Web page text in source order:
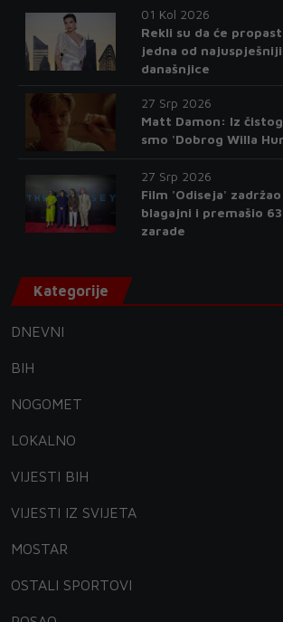
01 Kol 2026
Rekli su da će
jedna od
današnjice
27 Srp 2026
Matt Damon: Iz
smo 'Dobrog Willa
27 Srp 2026
Film 'Odiseja'
blagajni i premašio
zarade
Kategorije
DNEVNI
BIH
NOGOMET
LOKALNO
VIJESTI BIH
VIJESTI IZ SVIJETA
MOSTAR
OSTALI SPORTOVI